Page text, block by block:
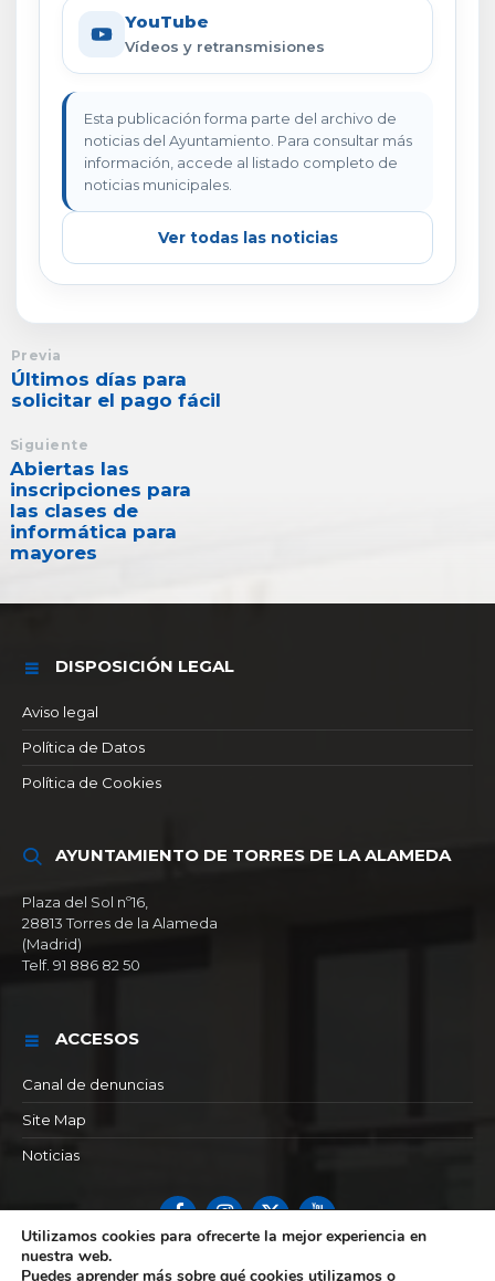
YouTube
Vídeos y retransmisiones
Esta publicación forma parte del archivo de
noticias del Ayuntamiento. Para consultar más
información, accede al listado completo de
noticias municipales.
Ver todas las noticias
Previa
Últimos días para
solicitar el pago fácil
Siguiente
Abiertas las
inscripciones para
las clases de
informática para
mayores
DISPOSICIÓN LEGAL
Aviso legal
Política de Datos
Política de Cookies
AYUNTAMIENTO DE TORRES DE LA ALAMEDA
Plaza del Sol nº16,
28813 Torres de la Alameda
(Madrid)
Telf. 91 886 82 50
ACCESOS
Canal de denuncias
Site Map
Noticias
FacebookInstagram
X YouTube
Utilizamos cookies para ofrecerte la mejor experiencia en
nuestra web.
Puedes aprender más sobre qué cookies utilizamos o